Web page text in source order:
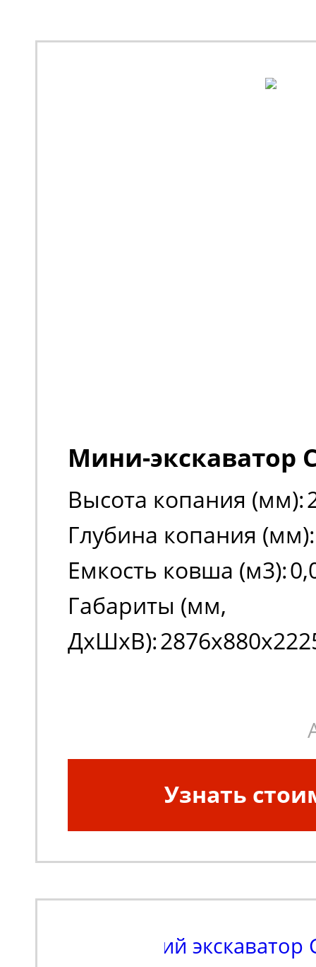
Мини-экскаватор
Высота копания (мм):
Глубина копания (мм):
Емкость ковша (м3):
Габариты (мм,
ДxШxВ):
Узнать